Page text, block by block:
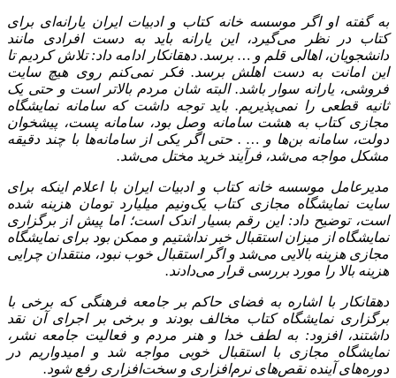
به گفته او اگر موسسه خانه کتاب و ادبیات ایران یارانه‌ای برای
کتاب در نظر می‌گیرد، این یارانه باید به دست افرادی مانند
دانشجویان، اهالی قلم و … برسد. دهقانکار ادامه داد: تلاش کردیم تا
این امانت به دست اهلش برسد. فکر نمی‌کنم روی هیچ سایت
فروشی، یارانه سوار باشد. البته شان مردم بالاتر است و حتی یک
ثانیه قطعی را نمی‌پذیریم. باید توجه داشت که سامانه نمایشگاه
مجازی کتاب به هشت سامانه وصل بود، سامانه پست، پیشخوان
دولت، سامانه بن‌ها و … . حتی اگر یکی از سامانه‌ها با چند دقیقه
مشکل مواجه می‌شد، فرآیند خرید مختل می‌شد.
مدیرعامل موسسه خانه کتاب و ادبیات ایران با اعلام اینکه برای
سایت نمایشگاه مجازی کتاب یک‌ونیم میلیارد تومان هزینه شده‌
است، توضیح داد: این رقم بسیار اندک است؛ اما پیش از برگزاری
نمایشگاه از میزان استقبال خبر نداشتیم و ممکن بود برای نمایشگاه
مجازی هزینه بالایی می‌شد و اگر استقبال خوب نبود، منتقدان چرایی
هزینه بالا را مورد بررسی قرار می‌دادند.
دهقانکار با اشاره به فضای حاکم بر جامعه فرهنگی که برخی با
برگزاری نمایشگاه کتاب مخالف بودند و برخی بر اجرای آن نقد
داشتند، افزود: به لطف خدا و هنر مردم و فعالیت جامعه نشر،
نمایشگاه مجازی با استقبال خوبی مواجه شد و امیدواریم در
دوره‌های آینده نقص‌های نرم‌افزاری و سخت‌افزاری رفع شود.